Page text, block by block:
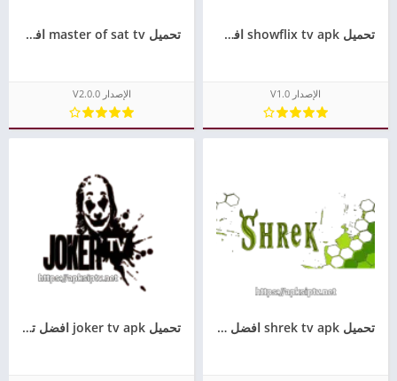
تحميل showflix tv apk افضل تطبيق لمشاهدة القنوات مجانا للاندرويد
الإصدار V1.0
تحميل master of sat tv افضل تطبيق لمشاهدة القنوات للاندرويد
الإصدار V2.0.0
تحميل shrek tv apk افضل تطبيق لمشاهدة القنوات مجانا للاندرويد تحميل joker tv apk افضل تطبيق لمشاهدة القنوات مجانا للاندرويد